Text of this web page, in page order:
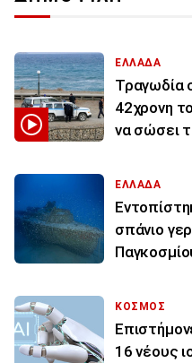
ΕΛΛΑΔΑ
Τραγωδία
42χρονη
να σώσει
ΕΛΛΑΔΑ
σπάνιο
ΚΟΣΜΟΣ
16 νέους